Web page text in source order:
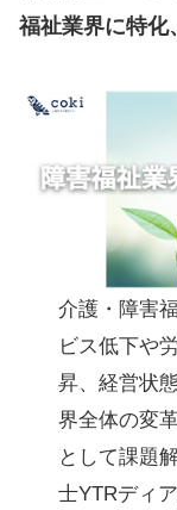
福祉業界に特化
介護・障害
ビス低下や
昇、経営状
界全体の変
として課題
士YTRディ